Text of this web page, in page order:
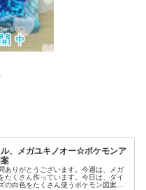
、メガユキノオー☆ポケモンア
ありがとうございます。今週は、メガ
たくさん作っています。今日は、ダイ
の白色をたくさん使うポケモン図案を